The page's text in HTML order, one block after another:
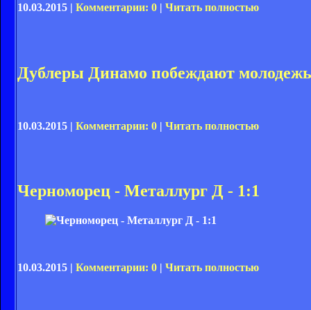
10.03.2015 | Комментарии: 0 | Читать полностью
Дублеры Динамо побеждают
10.03.2015 | Комментарии: 0 | Читать полностью
Черноморец - Металлург Д - 1:1
10.03.2015 | Комментарии: 0 | Читать полностью